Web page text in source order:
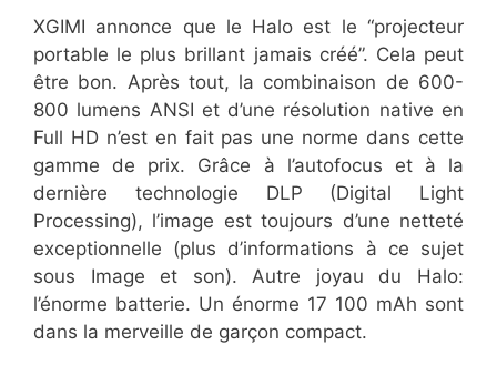
XGIMI annonce que le Halo est le “projecteur
portable le plus brillant jamais créé”. Cela peut
être bon. Après tout, la combinaison de 600-
800 lumens ANSI et d’une résolution native en
Full HD n’est en fait pas une norme dans cette
gamme de prix. Grâce à l’autofocus et à la
dernière technologie DLP (Digital Light
Processing), l’image est toujours d’une netteté
exceptionnelle (plus d’informations à ce sujet
sous Image et son). Autre joyau du Halo:
l’énorme batterie. Un énorme 17 100 mAh sont
dans la merveille de garçon compact.